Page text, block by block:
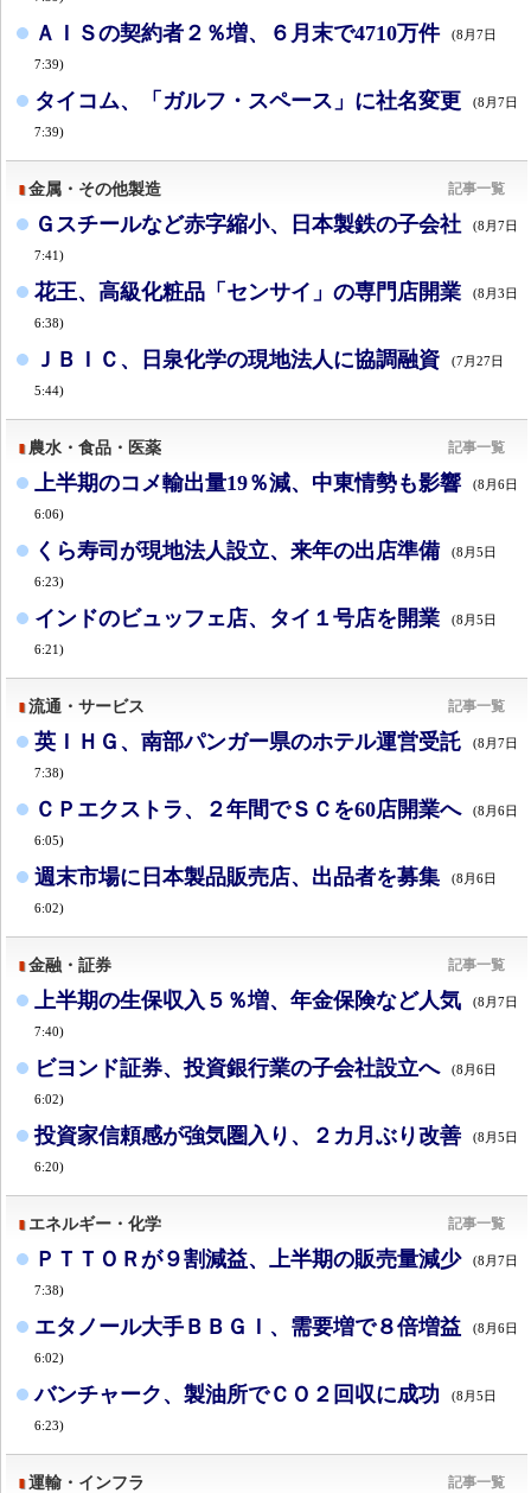
ＡＩＳの契約者２％増、６月末で4710万件 (8月7日
7:39)
タイコム、「ガルフ・スペース」に社名変更 (8月7日
7:39)
金属・その他製造 記事一覧
Ｇスチールなど赤字縮小、日本製鉄の子会社 (8月7日
7:41)
花王、高級化粧品「センサイ」の専門店開業 (8月3日
6:38)
ＪＢＩＣ、日泉化学の現地法人に協調融資 (7月27日
5:44)
農水・食品・医薬 記事一覧
上半期のコメ輸出量19％減、中東情勢も影響 (8月6日
6:06)
くら寿司が現地法人設立、来年の出店準備 (8月5日
6:23)
インドのビュッフェ店、タイ１号店を開業 (8月5日
6:21)
流通・サービス 記事一覧
英ＩＨＧ、南部パンガー県のホテル運営受託 (8月7日
7:38)
ＣＰエクストラ、２年間でＳＣを60店開業へ (8月6日
6:05)
週末市場に日本製品販売店、出品者を募集 (8月6日
6:02)
金融・証券 記事一覧
上半期の生保収入５％増、年金保険など人気 (8月7日
7:40)
ビヨンド証券、投資銀行業の子会社設立へ (8月6日
6:02)
投資家信頼感が強気圏入り、２カ月ぶり改善 (8月5日
6:20)
エネルギー・化学 記事一覧
ＰＴＴＯＲが９割減益、上半期の販売量減少 (8月7日
7:38)
エタノール大手ＢＢＧＩ、需要増で８倍増益 (8月6日
6:02)
バンチャーク、製油所でＣＯ２回収に成功 (8月5日
6:23)
運輸・インフラ 記事一覧